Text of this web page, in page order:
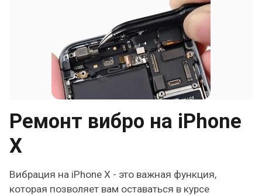
Ремонт вибро на iPhone
X
Вибрация на iPhone X - это важная функция,
которая позволяет вам оставаться в курсе